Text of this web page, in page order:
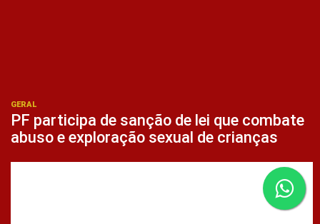
GERAL
PF participa de sanção de lei que combate
abuso e exploração sexual de crianças